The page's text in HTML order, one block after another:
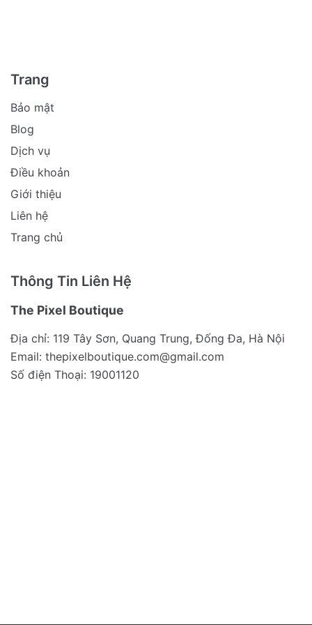
Trang
Bảo mật
Blog
Dịch vụ
Điều khoản
Giới thiệu
Liên hệ
Trang chủ
Thông Tin Liên Hệ
The Pixel Boutique
Địa chỉ: 119 Tây Sơn, Quang Trung, Đống Đa, Hà Nội
Email: thepixelboutique.com@gmail.com
Số điện Thoại: 19001120